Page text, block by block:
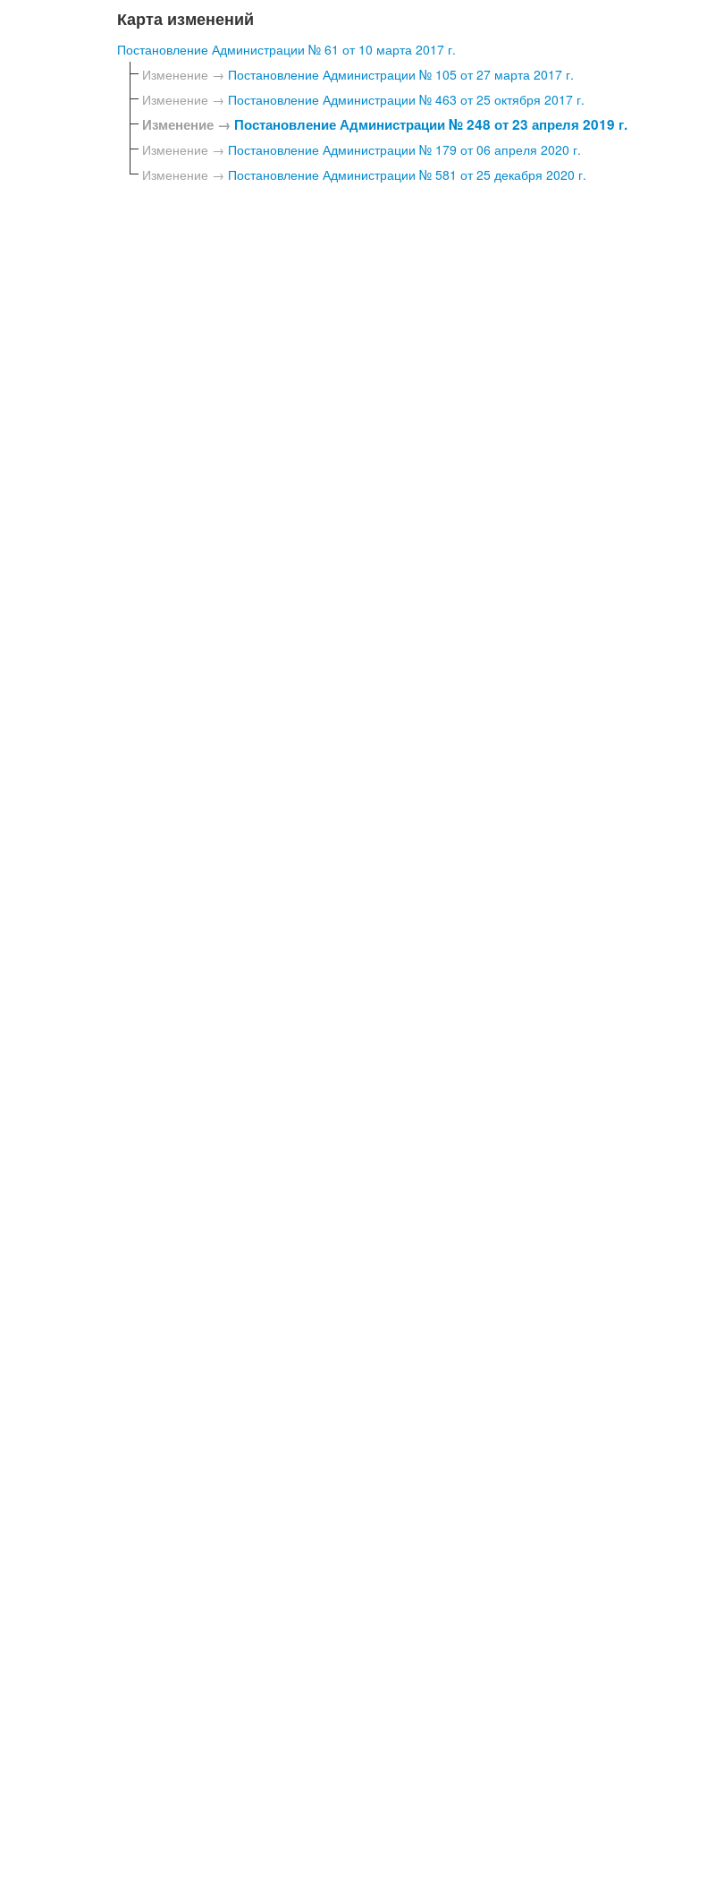
Карта изменений
Постановление Администрации № 61 от 10 марта 2017 г.
Изменение → Постановление Администрации № 105 от 27 марта 2017 г.
Изменение → Постановление Администрации № 463 от 25 октября 2017 г.
Изменение → Постановление Администрации № 248 от 23 апреля 2019 г.
Изменение → Постановление Администрации № 179 от 06 апреля 2020 г.
Изменение → Постановление Администрации № 581 от 25 декабря 2020 г.